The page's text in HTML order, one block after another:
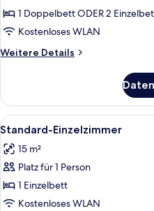
Doppelzimmer
anzeigen
1 Doppelbett ODER 2
Kostenloses WLAN
Weitere Details
Weitere
Doppelzimmer
Alle
Fotos
für
Standard-
Einzelzimmer
anzeigen
6
Standard-Einzelzimmer
15 m²
Platz für 1 Person
1 Einzelbett
Kostenloses WLAN